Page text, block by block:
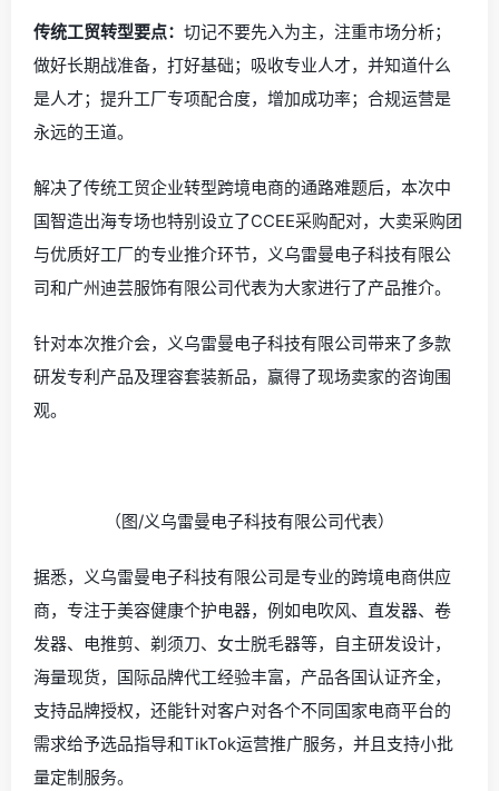
传统工贸转型要点： 切记不要先入为主，注重市场分析；
做好长期战准备，打好基础；吸收专业人才，并知道什么
是人才；提升工厂专项配合度，增加成功率；合规运营是
永远的王道。
解决了传统工贸企业转型跨境电商的通路难题后，本次中
国智造出海专场也特别设立了CCEE采购配对，大卖采购团
与优质好工厂的专业推介环节，义乌雷曼电子科技有限公
司和广州迪芸服饰有限公司代表为大家进行了产品推介。
针对本次推介会，义乌雷曼电子科技有限公司带来了多款
研发专利产品及理容套装新品，赢得了现场卖家的咨询围
观。
（图/义乌雷曼电子科技有限公司代表）
据悉，义乌雷曼电子科技有限公司是专业的跨境电商供应
商，专注于美容健康个护电器，例如电吹风、直发器、卷
发器、电推剪、剃须刀、女士脱毛器等，自主研发设计，
海量现货，国际品牌代工经验丰富，产品各国认证齐全，
支持品牌授权，还能针对客户对各个不同国家电商平台的
需求给予选品指导和TikTok运营推广服务，并且支持小批
量定制服务。